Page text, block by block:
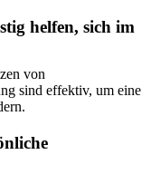
helfen, sich im
von
sind effektiv, um eine